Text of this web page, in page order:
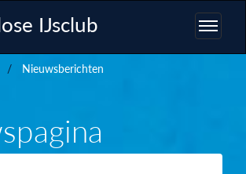
IJsclub
Nieuwsberichten